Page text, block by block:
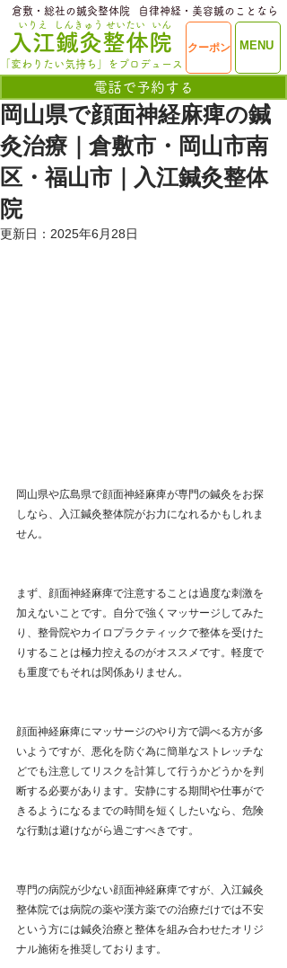
ME
​入江鍼灸整体院
いりえ
MENU
クーポン
電話で予約する
せいたい
しんきゅう いん
「変わりたい気持ち」をプロデュース
​倉敷・総社の鍼灸整体院 ​自律神経・美容鍼のことなら
岡山県で顔面神経麻痺の鍼
灸治療｜倉敷市・岡山市南
区・福山市｜入江鍼灸整体
院
更新日： 2025年6月28日
岡山県や広島県で顔面神経麻痺が専門の鍼灸をお探
しなら、入江鍼灸整体院がお力になれるかもしれま
せん。
まず、顔面神経麻痺で注意することは過度な刺激を
加えないことです。自分で強くマッサージしてみた
り、整骨院やカイロプラクティックで整体を受けた
りすることは極力控えるのがオススメです。軽度で
も重度でもそれは関係ありません。
顔面神経麻痺にマッサージのやり方で調べる方が多
いようですが、悪化を防ぐ為に簡単なストレッチな
どでも注意してリスクを計算して行うかどうかを判
断する必要があります。安静にする期間や仕事がで
きるようになるまでの時間を短くしたいなら、危険
な行動は避けながら過ごすべきです。
専門の病院が少ない顔面神経麻痺ですが、入江鍼灸
整体院では病院の薬や漢方薬での治療だけでは不安
という方には鍼灸治療と整体を組み合わせたオリジ
ナル施術を推奨しております。